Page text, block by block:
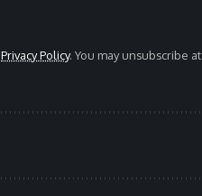
Privacy Policy. You may unsubscribe at